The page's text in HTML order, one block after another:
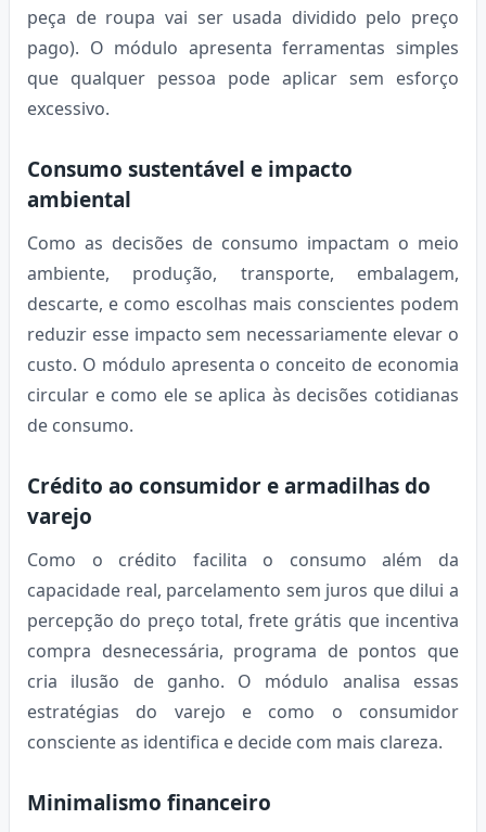
peça de roupa vai ser usada dividido pelo preço
pago). O módulo apresenta ferramentas simples
que qualquer pessoa pode aplicar sem esforço
excessivo.
Consumo sustentável e impacto
ambiental
Como as decisões de consumo impactam o meio
ambiente, produção, transporte, embalagem,
descarte, e como escolhas mais conscientes podem
reduzir esse impacto sem necessariamente elevar o
custo. O módulo apresenta o conceito de economia
circular e como ele se aplica às decisões cotidianas
de consumo.
Crédito ao consumidor e armadilhas do
varejo
Como o crédito facilita o consumo além da
capacidade real, parcelamento sem juros que dilui a
percepção do preço total, frete grátis que incentiva
compra desnecessária, programa de pontos que
cria ilusão de ganho. O módulo analisa essas
estratégias do varejo e como o consumidor
consciente as identifica e decide com mais clareza.
Minimalismo financeiro